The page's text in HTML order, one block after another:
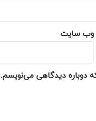
وب‌ سایت
دوباره دیدگاهی می‌نویسم.